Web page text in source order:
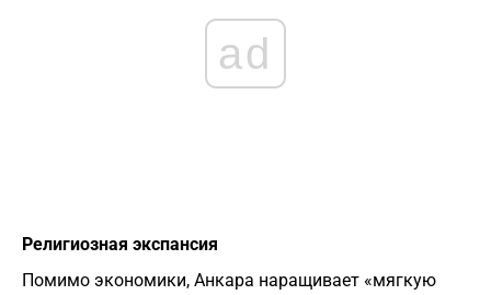
ad
Религиозная экспансия
Помимо экономики, Анкара наращивает «мягкую